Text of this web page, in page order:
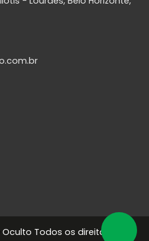
Todos os direitos